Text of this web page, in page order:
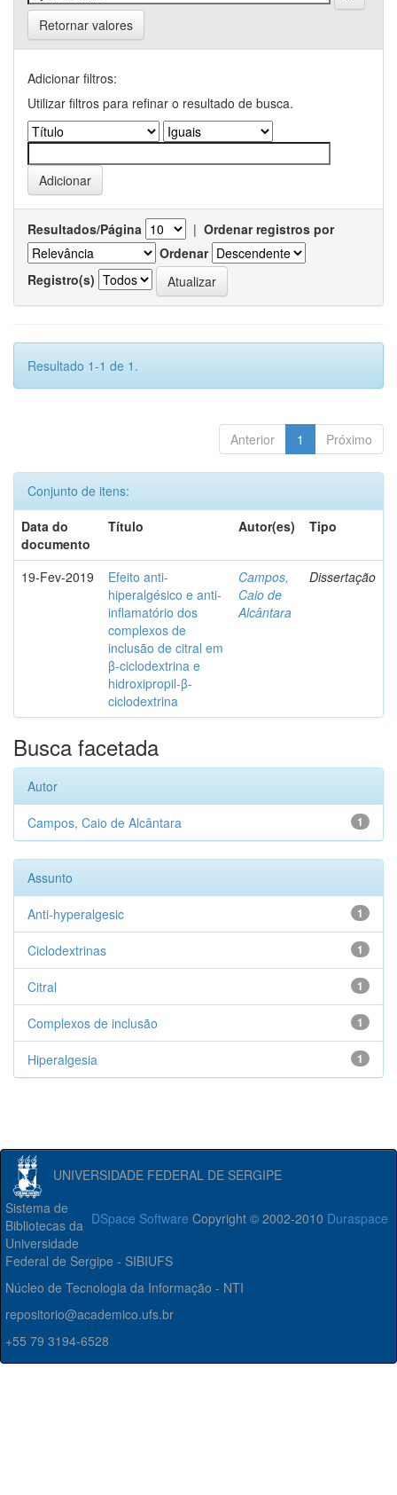
Retornar valores
Adicionar filtros:
Utilizar filtros para refinar o resultado de busca.
Resultados/Página | Ordenar registros por
Ordenar
Registro(s)
Resultado 1-1 de 1.
Anterior 1 Próximo
Conjunto de itens:
Data do
documento
Título Autor(es) Tipo
19-Fev-2019
Efeito anti-
hiperalgésico e anti-
inflamatório dos
complexos de
inclusão de citral em
β-ciclodextrina e
hidroxipropil-β-
ciclodextrina
Campos,
Caio de
Alcântara
Dissertação
Busca facetada
Autor
1
Campos, Caio de Alcântara
Assunto
1
Anti-hyperalgesic
1
Ciclodextrinas
1
Citral
1
Complexos de inclusão
1
Hiperalgesia
UNIVERSIDADE FEDERAL DE SERGIPE
DSpace Software Copyright © 2002-2010 Duraspace
Sistema de
Bibliotecas da
Universidade
Federal de Sergipe - SIBIUFS
Núcleo de Tecnologia da Informação - NTI
repositorio@academico.ufs.br
+55 79 3194-6528